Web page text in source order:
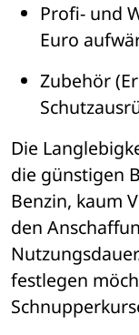
Profi- und
Euro aufw
Zubehör
Schutzausr
Die
die günstigen
Benzin, kaum
den
festlegen mö